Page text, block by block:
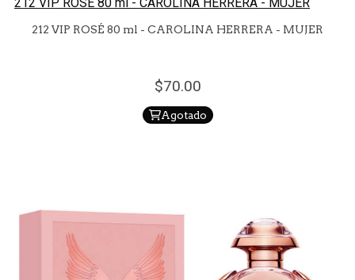
212 VIP ROSÉ 80 ml - CAROLINA HERRERA - MUJER
70.00
Agotado